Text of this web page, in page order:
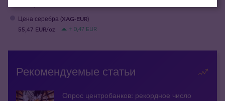
Цена серебра (XAG-EUR)
55,47 EUR/oz
+ 0,47 EUR
Рекомендуемые статьи
Опрос центробанков: рекордное число